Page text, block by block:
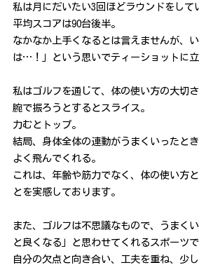
私は月にだいたい3回ほどラウンドをして
平均スコアは90台後半。
なかなか上手くなるとは言えませんが、
は…！」という思いでティーショットに立
私はゴルフを通じて、体の使い方の大切さ
腕で振ろうとするとスライス。
力むとトップ。
結局、身体全体の連動がうまくいったと
よく飛んでくれる。
これは、年齢や筋力でなく、体の使い方
とを実感しております。
また、ゴルフは不思議なもので、うまく
と良くなる」と思わせてくれるスポーツで
自分の欠点と向き合い、工夫を重ね、少し